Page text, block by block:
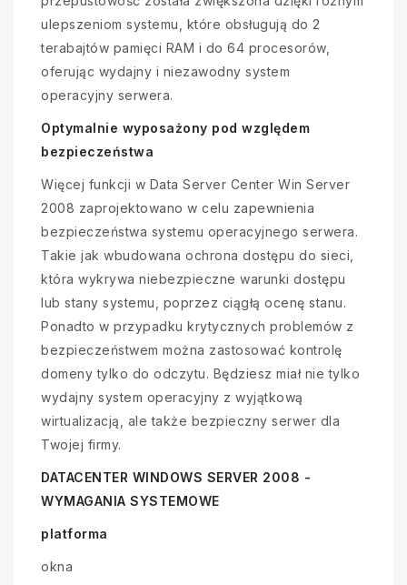
ulepszeniom systemu, które obsługują do 2
terabajtów pamięci RAM i do 64 procesorów,
oferując wydajny i niezawodny system
operacyjny serwera.
Optymalnie wyposażony pod względem
bezpieczeństwa
Więcej funkcji w Data Server Center Win Server
2008 zaprojektowano w celu zapewnienia
bezpieczeństwa systemu operacyjnego serwera.
Takie jak wbudowana ochrona dostępu do sieci,
która wykrywa niebezpieczne warunki dostępu
lub stany systemu, poprzez ciągłą ocenę stanu.
Ponadto w przypadku krytycznych problemów z
bezpieczeństwem można zastosować kontrolę
domeny tylko do odczytu. Będziesz miał nie tylko
wydajny system operacyjny z wyjątkową
wirtualizacją, ale także bezpieczny serwer dla
Twojej firmy.
DATACENTER WINDOWS SERVER 2008 -
WYMAGANIA SYSTEMOWE
platforma
okna